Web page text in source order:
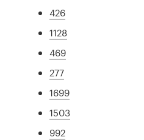
426
1128
469
277
1699
1503
992